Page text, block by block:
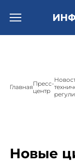
Открыть бургер
ГлавнаяПресс-
центр
Новые